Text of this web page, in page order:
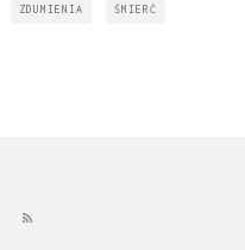
ZDUMIENIA ŚMIERĆ